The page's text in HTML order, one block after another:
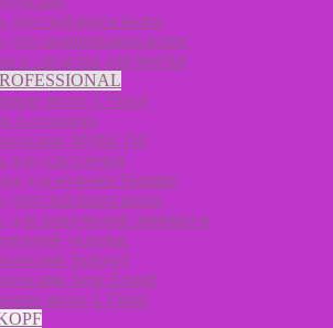
для стайлинга волос
для окрашивания волос
и средства для бритья
волос L’Oreal
Accessories
Mythic Oil
для осветления
для мужчин Homme
для стайлинга волос
для химической завивки и
укладки
Serioxyl
Serie Expert
волос L’Oreal